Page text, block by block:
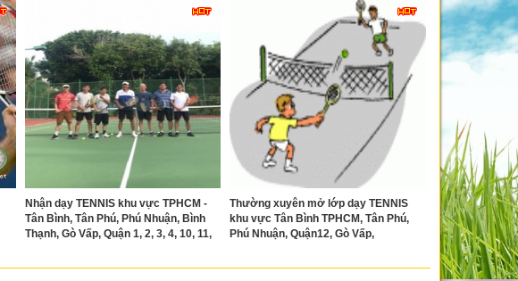
Nhận dạy TENNIS khu vực TPHCM -
Tân Bình, Tân Phú, Phú Nhuận, Bình
Thạnh, Gò Vấp, Quận 1, 2, 3, 4, 10, 11,
Thường xuyên mở lớp dạy TENNIS
khu vực Tân Bình TPHCM, Tân Phú,
Phú Nhuận, Quận12, Gò Vấp,